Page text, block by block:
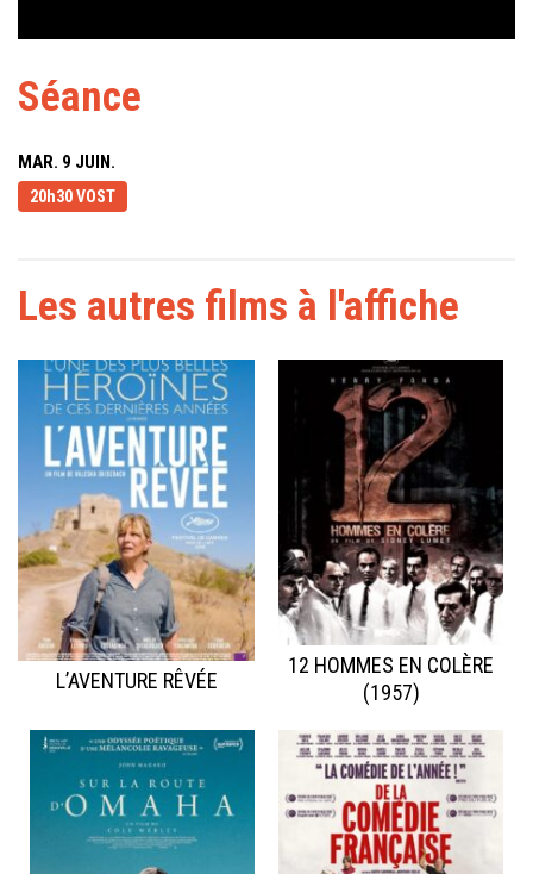
Séance
MAR. 9 JUIN.
20h30 VOST
Les autres films à l'affiche
L’AVENTURE RÊVÉE
12 HOMMES EN COLÈRE
(1957)